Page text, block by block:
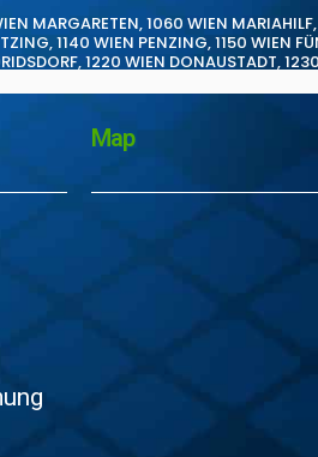
MARGARETEN,1060 WIEN MARIAHILF,
,1140 WIEN PENZING,1150 WIEN
,1220 WIEN DONAUSTADT,
Map